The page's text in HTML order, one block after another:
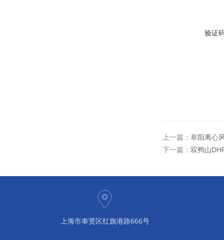
验证
上一篇： 阜阳离心
下一篇： 双鸭山
上海市奉贤区红旗港路666号